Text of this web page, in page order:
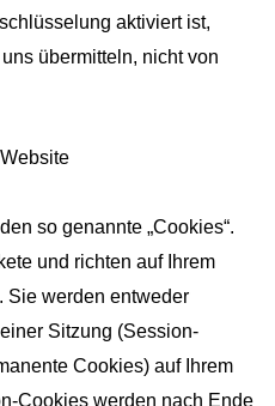
aktiviert ist,
übermitteln, nicht von
so genannte „Cookies“.
und richten auf Ihrem
Sie werden entweder
Sitzung (Session-
Cookies) auf Ihrem
Cookies werden nach Ende